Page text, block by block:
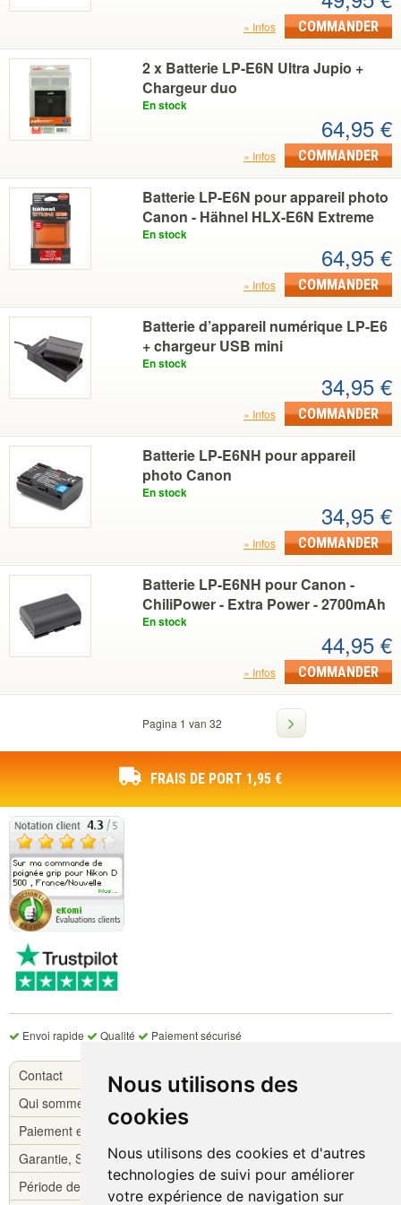
Nous utilisons des
cookies
Nous utilisons des cookies et d'autres
technologies de suivi pour améliorer
votre expérience de navigation sur
COMMANDER
Infos
2 x Batterie LP-E6N Ultra Jupio +
Chargeur duo
En stock
64,95 €
COMMANDER
Infos
Batterie LP-E6N pour appareil photo
Canon - Hähnel HLX-E6N Extreme
En stock
64,95 €
COMMANDER
Infos
Batterie d’appareil numérique LP-E6
+ chargeur USB mini
En stock
34,95 €
COMMANDER
Infos
Batterie LP-E6NH pour appareil
photo Canon
En stock
34,95 €
COMMANDER
Infos
Batterie LP-E6NH pour Canon -
ChiliPower - Extra Power - 2700mAh
En stock
44,95 €
COMMANDER
Infos
Pagina 1 van 32
FRAIS DE PORT 1,95 €
Envoi rapide Qualité Paiement sécurisé
Contact
Qui sommes-nous ?
Paiement et livraison
Garantie, S.A.V.
Période de réflexion